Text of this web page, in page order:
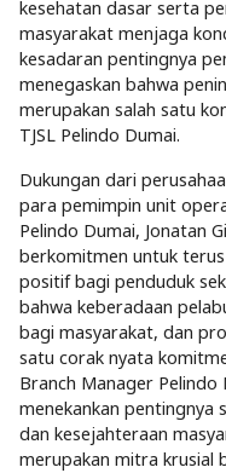
kesehatan dasar serta
masyarakat menjaga
kesadaran pentingnya
menegaskan bahwa
merupakan salah satu
TJSL Pelindo Dumai.
Dukungan dari
para pemimpin unit
Pelindo Dumai, Jonatan
berkomitmen untuk
positif bagi penduduk
bahwa keberadaan
bagi masyarakat, dan
satu corak nyata
Branch Manager Pelindo
menekankan pentingnya
dan kesejahteraan
merupakan mitra krusial